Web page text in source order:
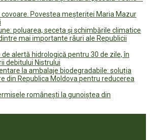
Povestea meșteriței Maria Mazur
poluarea, seceta și schimbările climatice
mai importante râuri ale Republicii
de alertă hidrologică pentru 30 de zile, în
debitului Nistrului
la ambalaje biodegradabile: soluția
din Republica Moldova pentru reducerea
românești la gunoiștea din